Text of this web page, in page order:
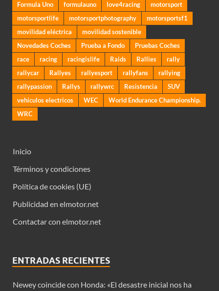
Formula Uno
formulauno love4racing
motorsport
motorsportlife
motorsportphotography
motorsportsf1
movilidad eléctrica
movilidad sostenible
Novedades Coches
Prueba a Fondo
Pruebas Coches
race
racing racingislife Raids Rallies
rally
rallycar
Rallyes rallyesport rallyfans
rallying
rallypassion
Rallys rallywrc Resistencia
SUV
vehiculos electricos
WEC
World Endurance Championship.
WRC
Inicio
Términos y condiciones
Política de cookies (UE)
Publicidad en elmotor.net
Contactar con elmotor.net
ENTRADAS RECIENTES
Newey coincide con Honda: «El desastre inicial nos ha